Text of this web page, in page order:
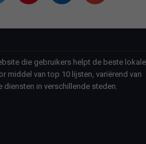
die gebruikers helpt de beste lokale
middel van top 10 lijsten, variërend van
in verschillende steden.